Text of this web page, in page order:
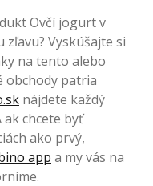
Ovčí jogurt v
zľavu? Vyskúšajte si
na tento alebo
obchody patria
nájdete každý
ak chcete byť
ako prvý,
app a my vás na